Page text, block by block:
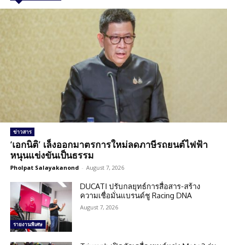
ข่าวสาร
‘เอกนิติ’ เล็งออกมาตรการใหม่ลดภาษีรถยนต์ไฟฟ้า
หนุนแข่งขันเป็นธรรม
Pholpat Salayakanond - August 7, 2026
รายงานพิเศษ
DUCATI ปรับกลยุทธ์การสื่อสาร-สร้าง
ความเชื่อมั่นแบรนด์ชู Racing DNA
August 7, 2026